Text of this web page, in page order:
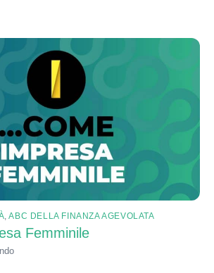
,ABC DELLA FINANZA AGEVOLATA
Femminile